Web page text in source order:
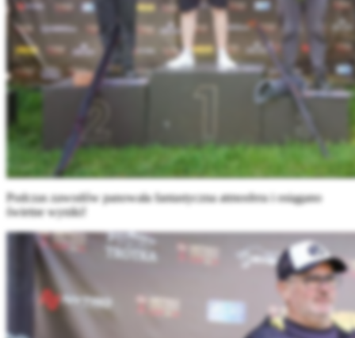
Podczas zawodów panowała fantastyczna atmosfera i osiągano
świetne wyniki!